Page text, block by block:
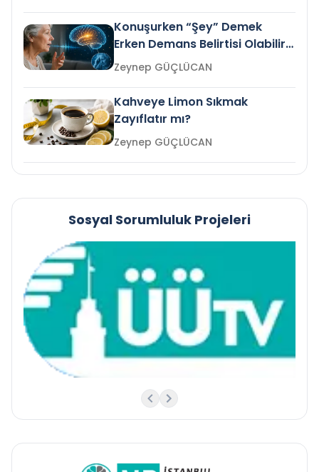
Konuşurken “Şey” Demek
Erken Demans Belirtisi Olabilir
mi?
Zeynep GÜÇLÜCAN
Kahveye Limon Sıkmak
Zayıflatır mı?
Zeynep GÜÇLÜCAN
Sosyal Sorumluluk Projeleri